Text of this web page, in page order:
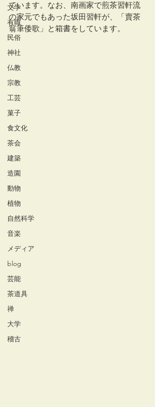
文学
有職
民俗
神社
仏教
宗教
工芸
菓子
食文化
茶会
建築
造園
動物
植物
自然科学
音楽
メディア
blog
芸能
茶道具
禅
大学
稽古
ています。なお、南画家で煎茶習軒流
の家元でもあった坂田習軒が、「賣茶
翁筆倭歌」と箱書をしています。